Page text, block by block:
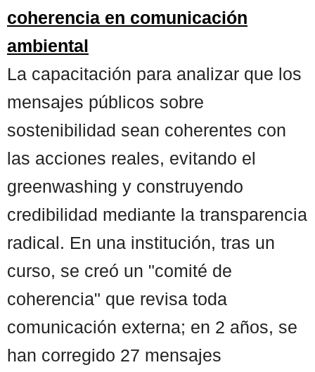
coherencia en comunicación
ambiental
La capacitación para analizar que los
mensajes públicos sobre
sostenibilidad sean coherentes con
las acciones reales, evitando el
greenwashing y construyendo
credibilidad mediante la transparencia
radical. En una institución, tras un
curso, se creó un "comité de
coherencia" que revisa toda
comunicación externa; en 2 años, se
han corregido 27 mensajes